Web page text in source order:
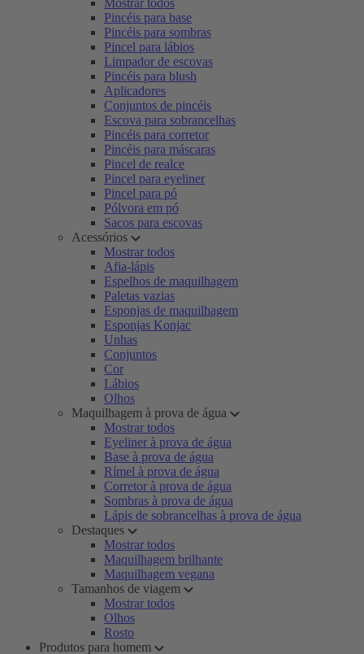
Mostrar todos
Pincéis para base
Pincéis para sombras
Pincel para lábios
Limpador de escovas
Pincéis para blush
Aplicadores
Conjuntos de pincéis
Escova para sobrancelhas
Pincéis para corretor
Pincéis para máscaras
Pincel de realce
Pincel para eyeliner
Pincel para pó
Pólvora em pó
Sacos para escovas
Acessórios
Mostrar todos
Afia-lápis
Espelhos de maquilhagem
Paletas vazias
Esponjas de maquilhagem
Esponjas Konjac
Unhas
Conjuntos
Cor
Lábios
Olhos
Maquilhagem à prova de água
Mostrar todos
Eyeliner à prova de água
Base à prova de água
Rímel à prova de água
Corretor à prova de água
Sombras à prova de água
Lápis de sobrancelhas à prova de água
Destaques
Mostrar todos
Maquilhagem brilhante
Maquilhagem vegana
Tamanhos de viagem
Mostrar todos
Olhos
Rosto
Produtos para homem